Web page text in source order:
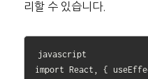
리할 수 있습니다.
javascript
import React, {